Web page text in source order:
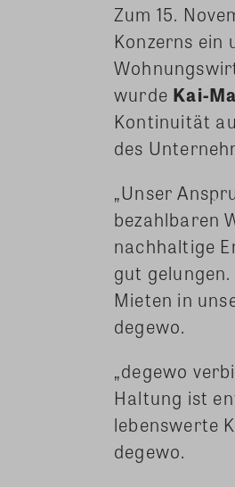
Zum 15.
Konzerns
wurde Kai-
Kontinuität
des
„Unser
bezahlbaren
nachhaltige
gut
Mieten in
degewo.
„degewo
Haltung ist
lebenswerte
degewo.